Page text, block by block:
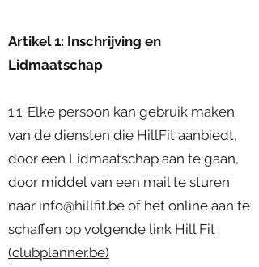
Artikel 1: Inschrijving en
Lidmaatschap
1.1. Elke persoon kan gebruik maken
van de diensten die HillFit aanbiedt,
door een Lidmaatschap aan te gaan,
door middel van een mail te sturen
naar info@hillfit.be of het online aan te
schaffen op volgende link Hill Fit
(clubplanner.be)